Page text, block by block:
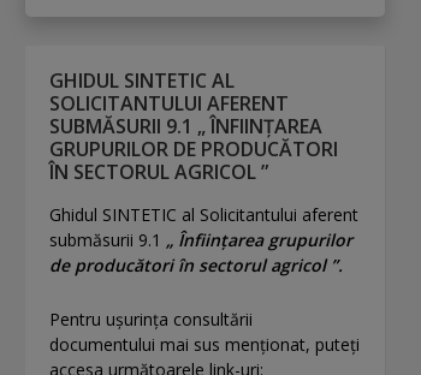
GHIDUL SINTETIC AL
SOLICITANTULUI AFERENT
SUBMĂSURII 9.1 „ ÎNFIINȚAREA
GRUPURILOR DE PRODUCĂTORI
ÎN SECTORUL AGRICOL ”
Ghidul SINTETIC al Solicitantului aferent
submăsurii 9.1 „ Înființarea grupurilor
de producători în sectorul agricol ”.
Pentru uşurinţa consultării
documentului mai sus menţionat, puteţi
accesa următoarele link-uri: